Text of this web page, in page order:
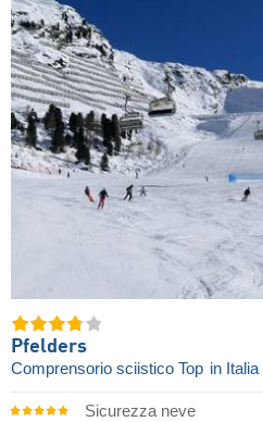
Pfelders
Comprensorio sciistico Top in Italia
Sicurezza neve